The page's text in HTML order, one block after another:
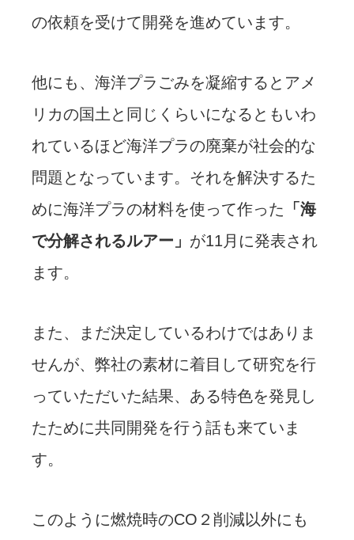
の依頼を受けて開発を進めています。
他にも、海洋プラごみを凝縮するとアメ
リカの国土と同じくらいになるともいわ
れているほど海洋プラの廃棄が社会的な
問題となっています。それを解決するた
めに海洋プラの材料を使って作った 「海
で分解されるルアー」 が11月に発表され
ます。
また、まだ決定しているわけではありま
せんが、弊社の素材に着目して研究を行
っていただいた結果、ある特色を発見し
たために共同開発を行う話も来ていま
す。
このように燃焼時のCO２削減以外にも